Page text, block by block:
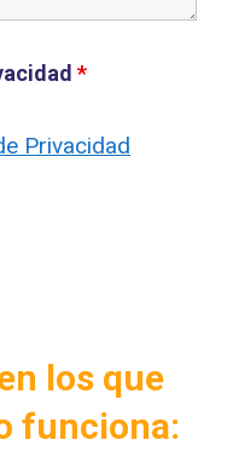
*
Privacidad
los que
funciona: